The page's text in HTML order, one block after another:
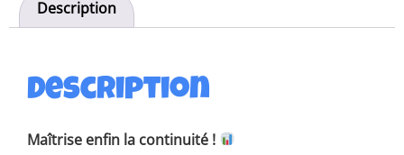
Description
Description
Maîtrise enfin la continuité !